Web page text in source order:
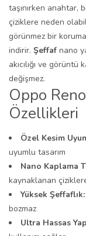
taşınırken anahtar,
çiziklere neden
görünmez bir
indirir. Şeffaf nano
akıcılığı ve
değişmez.
Oppo
Özellikleri
Özel Kesim
uyumlu tasarım
Nano Kaplama
kaynaklanan
Yüksek Şeffaflık:
bozmaz
Ultra Hassas